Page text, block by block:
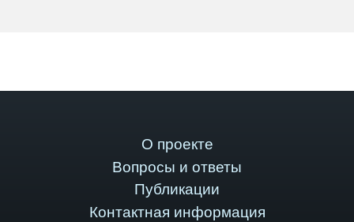
О проекте
Вопросы и ответы
Публикации
Контактная информация